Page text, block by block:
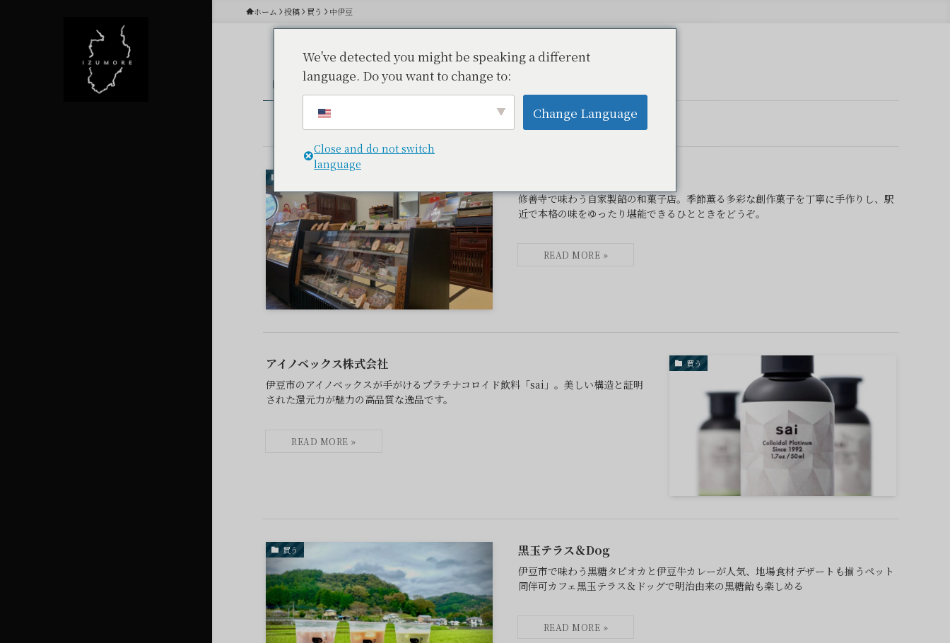
ホーム 投稿 買う 中伊豆
中伊豆 – tax –
修善寺で味わう自家製餡の和菓子店。季節薫る多彩な創作菓子を丁寧に手作りし、駅
近で本格の味をゆったり堪能できるひとときをどうぞ。
買う
アイノベックス株式会社
伊豆市のアイノベックスが手がけるプラチナコロイド飲料「sai」。美しい構造と証明
された還元力が魅力の高品質な逸品です。
買う 黒玉テラス＆Dog
伊豆市で味わう黒糖タピオカと伊豆牛カレーが人気、地場食材デザートも揃うペット
同伴可カフェ黒玉テラス＆ドッグで明治由来の黒糖飴も楽しめる
We've detected you might be speaking a different
language. Do you want to change to:
Change Language
Close and do not switch
language